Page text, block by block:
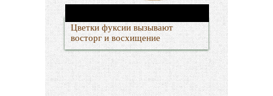
Цветки фуксии вызывают
восторг и восхищение